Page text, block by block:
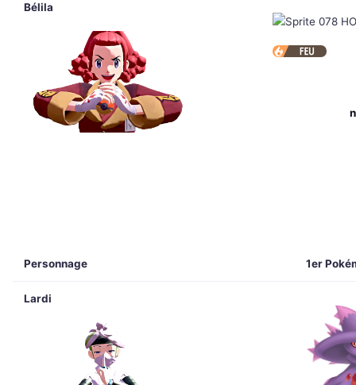
Bélila
Personnage 1er
Lardi